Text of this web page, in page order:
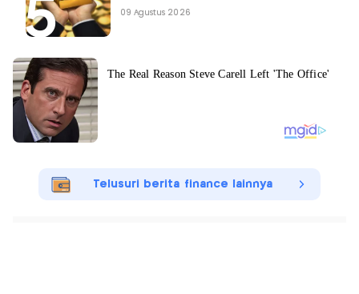
09 Agustus 2026
Telusuri berita finance lainnya